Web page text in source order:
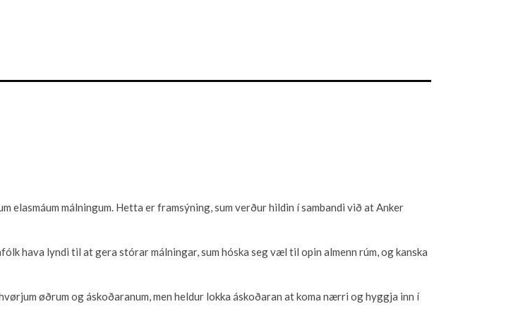
elasmáum málningum. Hetta er framsýning, sum verður hildin í sambandi við at Anker
hava lyndi til at gera stórar málningar, sum hóska seg væl til opin almenn rúm, og kanska
øðrum og áskoðaranum, men heldur lokka áskoðaran at koma nærri og hyggja inn í